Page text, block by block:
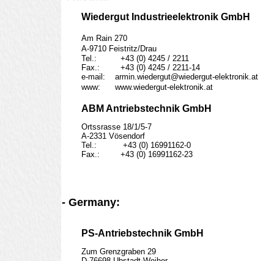
- Germany:
PS-Antriebstechnik GmbH
Zum Grenzgraben 29
Wiedergut Industrieelektronik GmbH
Am Rain 270
A-9710 Feistritz/Drau
Tel.:		+43 (0) 4245 / 2211
e-mail:    armin.wiedergut@wiedergut-elektronik.at
www:      www.wiedergut-elektronik.at
ABM Antriebstechnik GmbH
Ortssrasse 18/1/5-7
A-2331 Vösendorf
Tel.:		 +43 (0) 16991162-0
Fax.:	   	+43 (0) 16991162-23